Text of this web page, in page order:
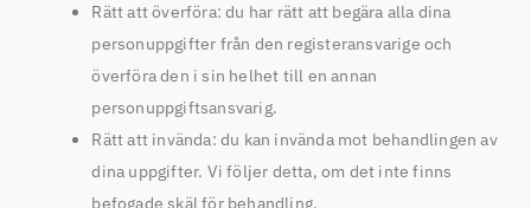
Rätt att överföra: du har rätt att begära alla dina
personuppgifter från den registeransvarige och
överföra den i sin helhet till en annan
personuppgiftsansvarig.
Rätt att invända: du kan invända mot behandlingen av
dina uppgifter. Vi följer detta, om det inte finns